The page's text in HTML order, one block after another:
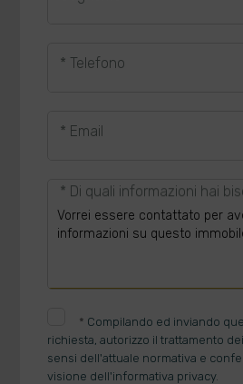
* Telefono
* Email
* Di quali informazioni hai
* Compilando ed inviando
richiesta, autorizzo il trattamento
sensi dell'attuale normativa e
visione dell'informativa privacy.